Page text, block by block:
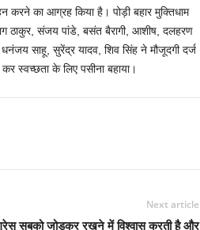
करने का आग्रह किया है। पोड़ी बहार मुक्तिधाम
ठाकुर, संजय पांडे, बसंत बैरागी, आशीष, दलहरण
साहू, सुरेंद्र यादव, शिव सिंह ने मौजूदगी दर्ज
स्वच्छता के लिए पसीना बहाया।
Next article
सबको जोड़कर रखने में विश्वास करती है और